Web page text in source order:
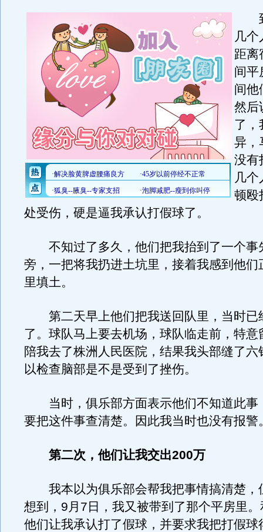
到
几
距离
间平
间他
然后
了，
异，
没有
几
顿殴
处受伤，硬是逼我承认打假球了。
不知过了多久，他们把我抬到了一个事
旁，一把将我扔进土坑里，接着我感到他们
里填土。
第二天早上他们把我送回队里，当时已
了。球队马上要去机场，球队临走前，特意
陪我去了株洲人民医院，结果我头部缝了六
以检查脑部是不是受到了挫伤。
当时，俱乐部方面表示他们不知道此事
要把这件事查清楚。因此我当时也没有报警
第二次，他们让我交出200万
我本以为俱乐部会帮我把事情搞清楚，
想到，9月7日，我又被带到了那个平房里
他们让我承认打了假球，并要求我把打假球